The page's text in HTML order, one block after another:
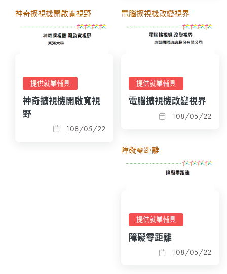
提供就業輔具
神奇擴視機開啟寬視
野
108/05/22
神奇擴視機開啟寬視野
提供就業輔具
電腦擴視機改變視界
108/05/22
電腦擴視機改變視界
提供就業輔具
障礙零距離
108/05/22
障礙零距離